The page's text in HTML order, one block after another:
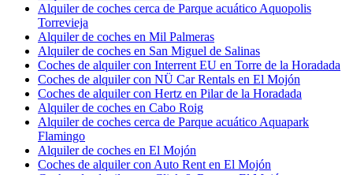
Alquiler de coches cerca de Parque acuático Aquopolis
Torrevieja
Alquiler de coches en Mil Palmeras
Alquiler de coches en San Miguel de Salinas
Coches de alquiler con Interrent EU en Torre de la Horadada
Coches de alquiler con NÜ Car Rentals en El Mojón
Coches de alquiler con Hertz en Pilar de la Horadada
Alquiler de coches en Cabo Roig
Alquiler de coches cerca de Parque acuático Aquapark
Flamingo
Alquiler de coches en El Mojón
Coches de alquiler con Auto Rent en El Mojón